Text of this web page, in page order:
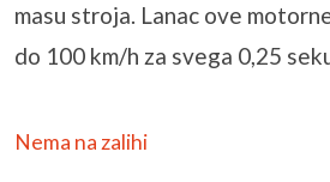
masu stroja. Lanac ove
do 100 km/h za svega 0,25
Nema na zalihi